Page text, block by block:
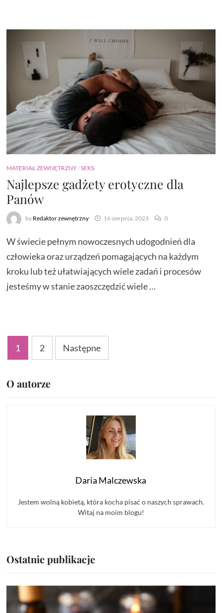
MATERIAŁ ZEWNĘTRZNY /SEKS
Najlepsze gadżety erotyczne dla
Panów
by Redaktor zewnętrzny 16 sierpnia, 2023 0
W świecie pełnym nowoczesnych udogodnień dla
człowieka oraz urządzeń pomagających na każdym
kroku lub też ułatwiających wiele zadań i procesów
jesteśmy w stanie zaoszczędzić wiele …
Stronicowanie
wpisów
1 2 Następne
O autorze
Daria Malczewska
Jestem wolną kobietą, która kocha pisać o naszych sprawach.
Witaj na moim blogu!
Ostatnie publikacje